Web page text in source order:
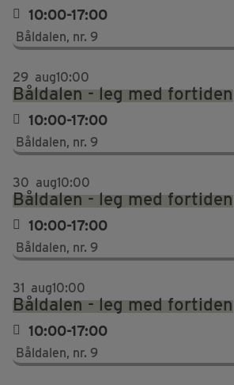
10:00-17:00
Båldalen, nr. 9
29 aug10:00
Båldalen - leg med fortiden
10:00-17:00
Båldalen, nr. 9
30 aug10:00
Båldalen - leg med fortiden
10:00-17:00
Båldalen, nr. 9
31 aug10:00
Båldalen - leg med fortiden
10:00-17:00
Båldalen, nr. 9